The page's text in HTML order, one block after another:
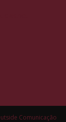
Comunicação